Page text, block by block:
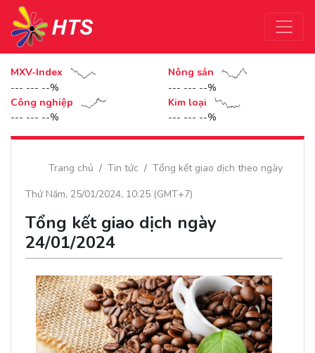
MXV-Index
--- --- --%
Nông sản
--- --- --%
Công nghiệp
--- --- --%
Kim loại
--- --- --%
Trang chủ Tin tức
Tổng kết giao dịch theo ngày
Thứ Năm, 25/01/2024, 10:25 (GMT+7)
Tổng kết giao dịch ngày
24/01/2024